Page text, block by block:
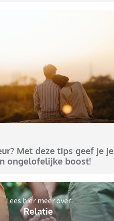
Met deze tips geef je je
ongelofelijke boost!
Lees hier meer over
Relatie